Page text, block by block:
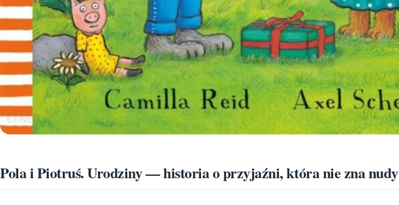
Pola i Piotruś. Urodziny — historia o przyjaźni, która nie zna nudy